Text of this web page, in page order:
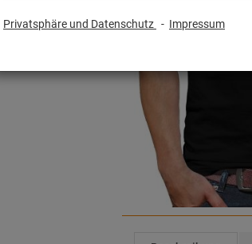
Privatsphäre und Datenschutz - Impressum